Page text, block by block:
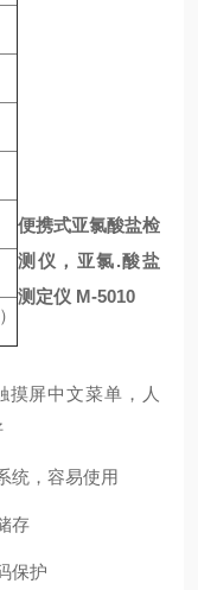
摸屏中文菜单，人
统，容易使用
存
保护
便携式亚氯酸盐检
测仪，亚氯.酸盐
测定仪 M-5010